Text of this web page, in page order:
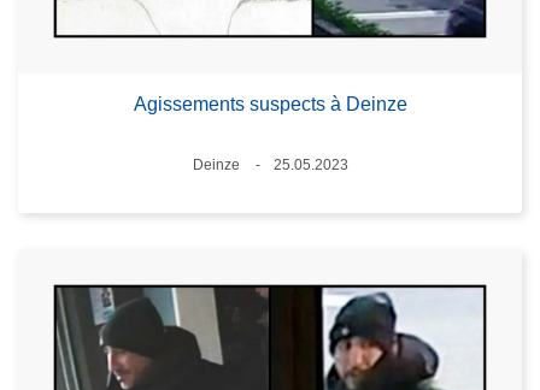
Agissements suspects à Deinze
Lieux
Deinze
25.05.2023